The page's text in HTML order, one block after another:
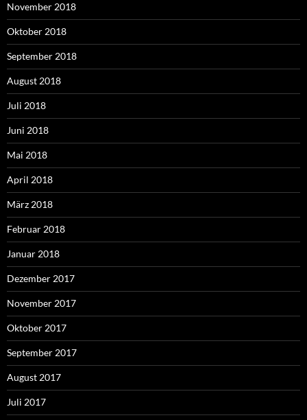
November 2018
Oktober 2018
September 2018
August 2018
Juli 2018
Juni 2018
Mai 2018
April 2018
März 2018
Februar 2018
Januar 2018
Dezember 2017
November 2017
Oktober 2017
September 2017
August 2017
Juli 2017